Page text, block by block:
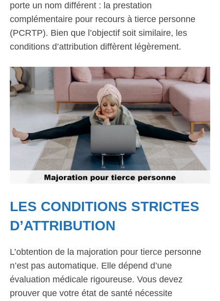
porte un nom différent : la prestation
complémentaire pour recours à tierce personne
(PCRTP). Bien que l’objectif soit similaire, les
conditions d’attribution diffèrent légèrement.
LES CONDITIONS STRICTES
D’ATTRIBUTION
L’obtention de la majoration pour tierce personne
n’est pas automatique. Elle dépend d’une
évaluation médicale rigoureuse. Vous devez
prouver que votre état de santé nécessite